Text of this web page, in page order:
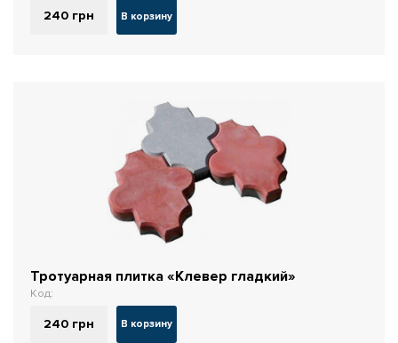
240 грн В корзину
Тротуарная плитка «Клевер гладкий»
Код:
240 грн В корзину